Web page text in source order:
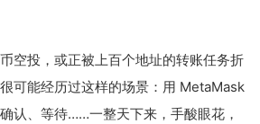
空投，或正被上百个地址的转账任务折
可能经历过这样的场景：用 MetaMask
认、等待……一整天下来，手酸眼花，